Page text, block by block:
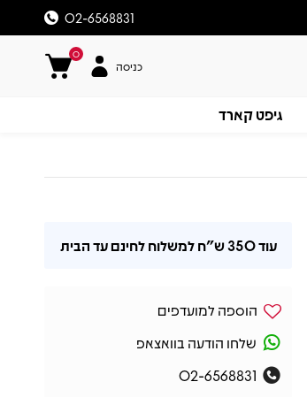
02-6568831
0
כניסה
גיפט קארד
עוד350 ש"ח למשלוח לחינם עד הבית
הוספה למועדפים
שלחו הודעה בוואצאפ
02-6568831